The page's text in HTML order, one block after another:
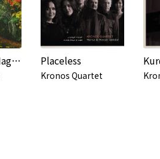
The Cusp of Magic (iTunes exclusive) Placeless
Kronos Quartet